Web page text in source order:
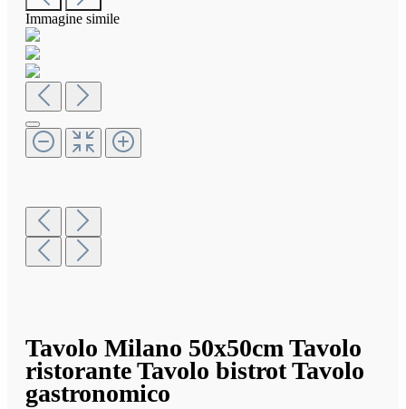
Immagine simile
Tavolo Milano 50x50cm Tavolo
ristorante Tavolo bistrot Tavolo
gastronomico